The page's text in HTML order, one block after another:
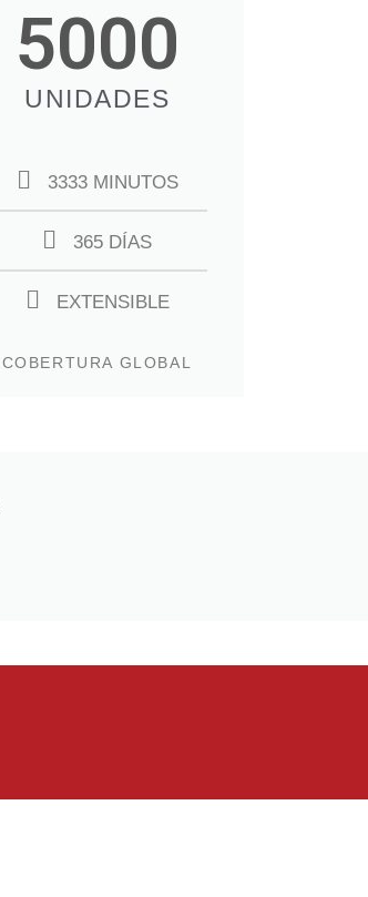
5000
UNIDADES
3333 MINUTOS
365 DÍAS
EXTENSIBLE
COBERTURA GLOBAL